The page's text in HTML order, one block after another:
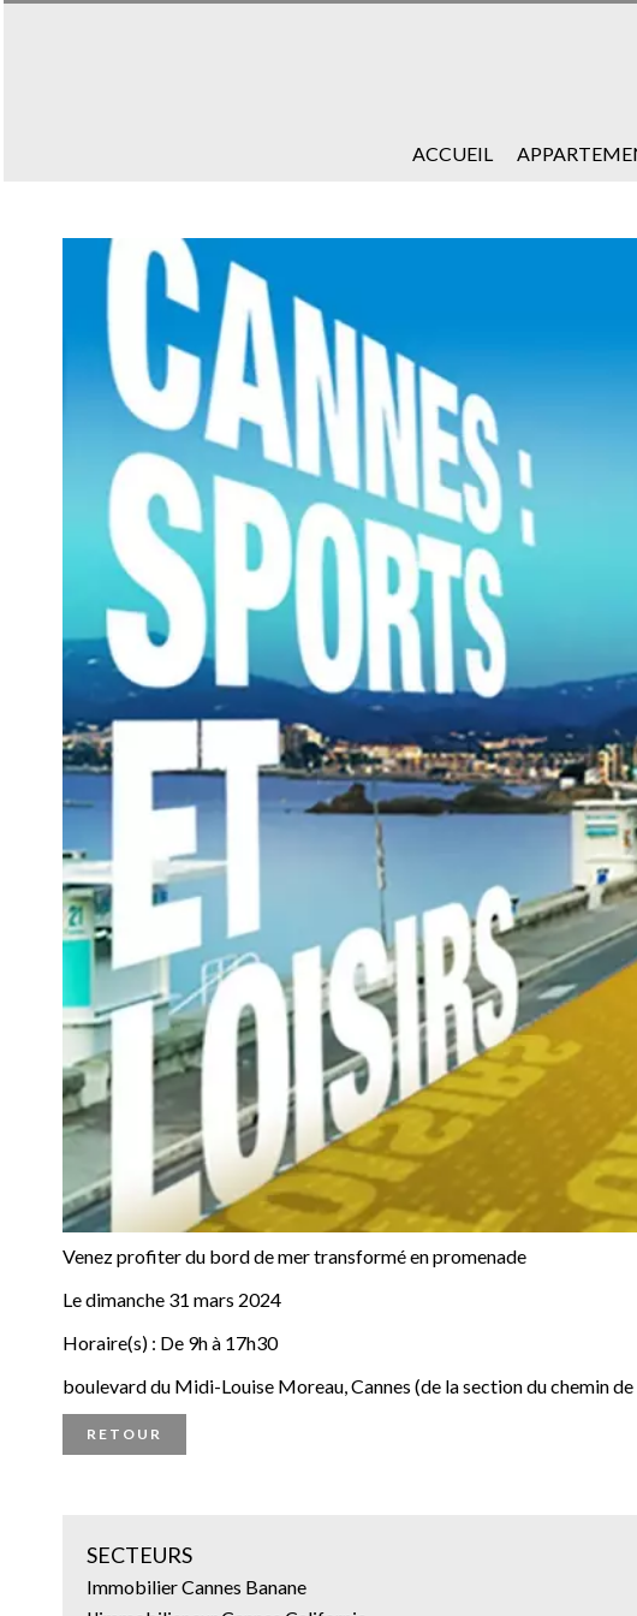
ACCUEIL
Venez profiter du bord de mer transformé en promenade
Le dimanche 31 mars 2024
Horaire(s) : De 9h à 17h30
boulevard du Midi-Louise Moreau, Cannes (de la section du chemin
RETOUR
SECTEURS
Immobilier Cannes Banane